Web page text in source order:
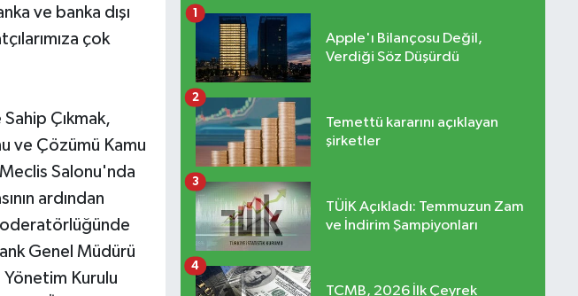
ve banka dışı
çok
Çıkmak,
ve Çözümü Kamu
Salonu'nda
ardından
Genel Müdürü
Kurulu
Apple'ı Bilançosu Değil,
Verdiği Söz Düşürdü
1
Temettü kararını açıklayan
şirketler
2
TÜİK Açıkladı: Temmuzun Zam
ve İndirim Şampiyonları
3
TCMB, 2026 İlk Çeyrek
4